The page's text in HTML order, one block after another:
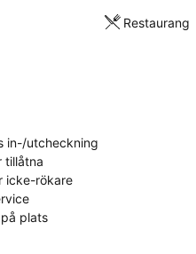
Restaurang
in-/utcheckning
tillåtna
icke-rökare
plats